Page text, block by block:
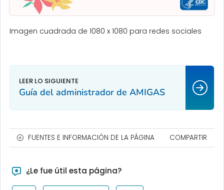
Imagen cuadrada de 1080 x 1080 para redes sociales
Guía del administrador de AMIGAS
FUENTES E INFORMACIÓN DE LA PÁGINA COMPARTIR
¿Le fue útil esta página?